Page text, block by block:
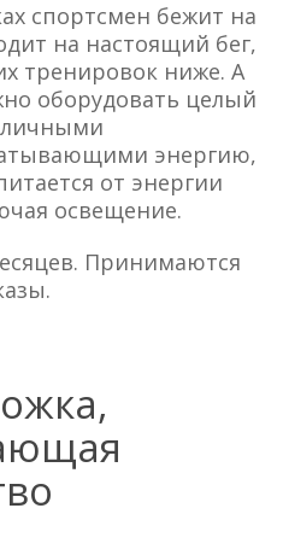
спортсмен бежит на
на настоящий бег,
тренировок ниже. А
оборудовать целый
энергию,
от энергии
освещение.
Принимаются